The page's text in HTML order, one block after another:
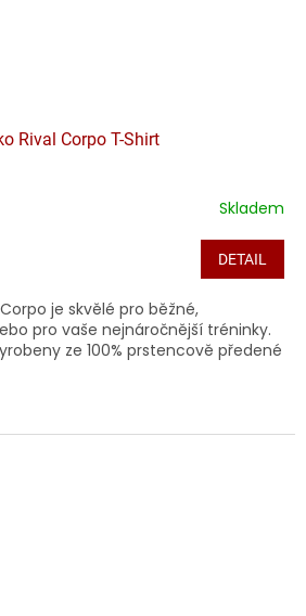
Rival Corpo T-Shirt
Skladem
DETAIL
je skvělé pro běžné,
pro vaše nejnáročnější tréninky.
ze 100% prstencově předené